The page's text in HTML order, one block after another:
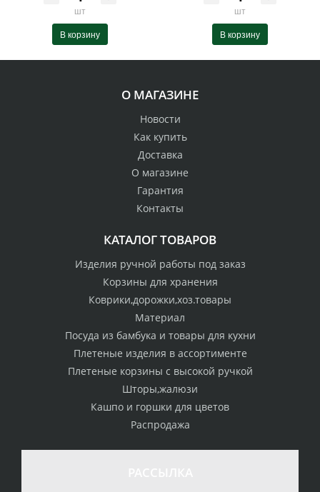
шт
В корзину
шт
В корзину
О МАГАЗИНЕ
Новости
Как купить
Доставка
О магазине
Гарантия
Контакты
КАТАЛОГ ТОВАРОВ
Изделия ручной работы под заказ
Корзины для хранения
Коврики,дорожки,хоз.товары
Материал
Посуда из бамбука и товары для кухни
Плетеные изделия в ассортименте
Плетеные корзины с высокой ручкой
Шторы,жалюзи
Кашпо и горшки для цветов
Распродажа